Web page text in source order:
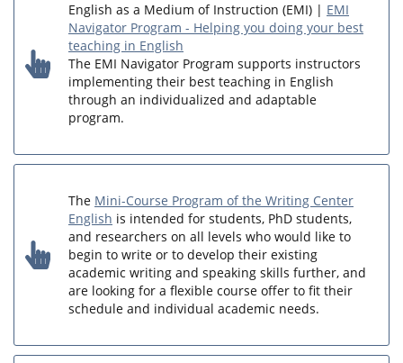
English as a Medium of Instruction (EMI) | EMI
Navigator Program - Helping you doing your best
teaching in English
The EMI Navigator Program supports instructors
implementing their best teaching in English
through an individualized and adaptable
program.
The Mini-Course Program of the Writing Center
English is intended for students, PhD students,
and researchers on all levels who would like to
begin to write or to develop their existing
academic writing and speaking skills further, and
are looking for a flexible course offer to fit their
schedule and individual academic needs.